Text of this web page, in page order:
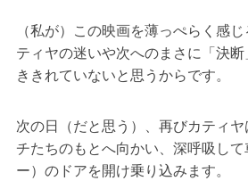
（私が）この映画を薄っぺらく感
ティヤの迷いや次へのまさに「決
ききれていないと思うからです。
次の日（だと思う）、再びカティ
チたちのもとへ向かい、深呼吸し
ー）のドアを開け乗り込みます。